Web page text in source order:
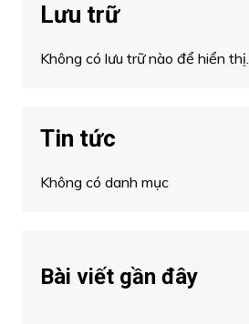
Lưu trữ
Không có lưu trữ nào để hiển thị.
Tin tức
Không có danh mục
Bài viết gần đây